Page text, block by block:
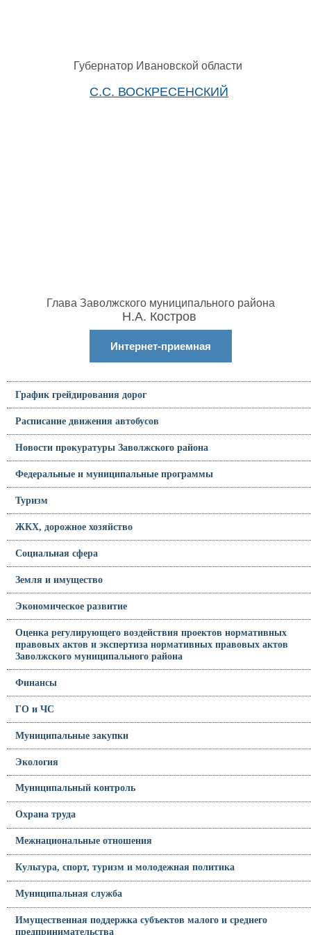
Губернатор Ивановской области
С.С. ВОСКРЕСЕНСКИЙ
Глава Заволжского муниципального района
Н.А. Костров
Интернет-приемная
График грейдирования дорог
Расписание движения автобусов
Новости прокуратуры Заволжского района
Федеральные и муниципальные программы
Туризм
ЖКХ, дорожное хозяйство
Социальная сфера
Земля и имущество
Экономическое развитие
Оценка регулирующего воздействия проектов нормативных
правовых актов и экспертиза нормативных правовых актов
Заволжского муниципального района
Финансы
ГО и ЧС
Муниципальные закупки
Экология
Муниципальный контроль
Охрана труда
Межнациональные отношения
Культура, спорт, туризм и молодежная политика
Муниципальная служба
Имущественная поддержка субъектов малого и среднего
предпринимательства